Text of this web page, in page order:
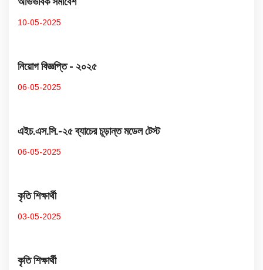
10-05-2025
নিয়োগ বিজ্ঞপ্তি - ২০২৫
06-05-2025
এইচ.এস.সি.-২৫ ব্যাচের চূড়ান্ত মডেল টেস্ট
06-05-2025
কৃতি শিক্ষার্থী
03-05-2025
কৃতি শিক্ষার্থী